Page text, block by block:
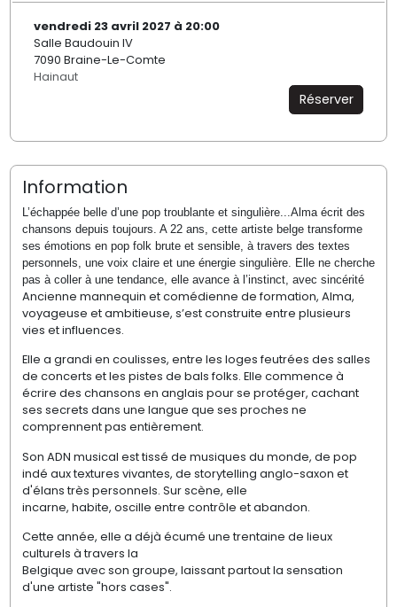
vendredi 23 avril 2027 à 20:00
Salle Baudouin IV
7090 Braine-Le-Comte
Hainaut
Réserver
Information
L’échappée belle d’une pop troublante et singulière...Alma écrit des
chansons depuis toujours. A 22 ans, cette artiste belge transforme
ses émotions en pop folk brute et sensible, à travers des textes
personnels, une voix claire et une énergie singulière. Elle ne cherche
pas à coller à une tendance, elle avance à l’instinct, avec sincérité
Ancienne mannequin et comédienne de formation, Alma,
voyageuse et ambitieuse, s’est construite entre plusieurs
vies et influences.
Elle a grandi en coulisses, entre les loges feutrées des salles
de concerts et les pistes de bals folks. Elle commence à
écrire des chansons en anglais pour se protéger, cachant
ses secrets dans une langue que ses proches ne
comprennent pas entièrement.
Son ADN musical est tissé de musiques du monde, de pop
indé aux textures vivantes, de storytelling anglo-saxon et
d'élans très personnels. Sur scène, elle
incarne, habite, oscille entre contrôle et abandon.
Cette année, elle a déjà écumé une trentaine de lieux
culturels à travers la
Belgique avec son groupe, laissant partout la sensation
d'une artiste "hors cases".